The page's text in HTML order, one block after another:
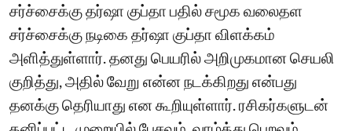
சர்ச்சைக்கு தர்ஷா குப்தா பதில் சமூக வலைதள
சர்ச்சைக்கு நடிகை தர்ஷா குப்தா விளக்கம்
அளித்துள்ளார். தனது பெயரில் அறிமுகமான செயலி
குறித்து, அதில் வேறு என்ன நடக்கிறது என்பது
தனக்கு தெரியாது என கூறியுள்ளார். ரசிகர்களுடன்